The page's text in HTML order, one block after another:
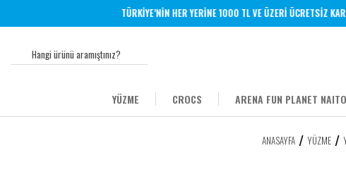
TÜRKİYE’NİN HER YERİNE 1000 TL VE ÜZERİ ÜCRETSİZ
YÜZME CROCS ARENA FUN PLANET NAITO
ANASAYFA YÜZME